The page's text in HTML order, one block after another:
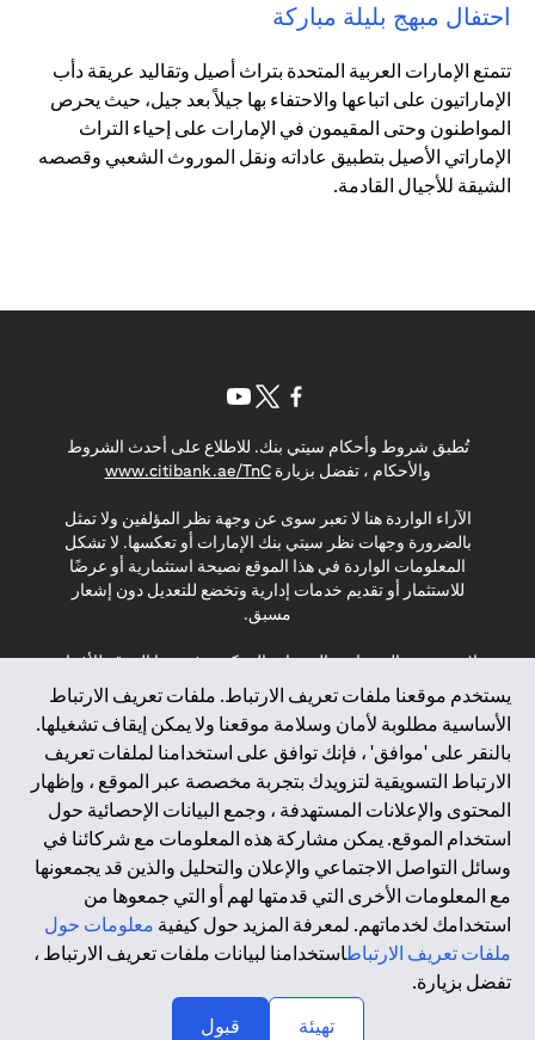
احتفال مبهج بليلة مباركة
تتمتع الإمارات العربية المتحدة بتراث أصيل وتقاليد عريقة دأب
الإماراتيون على اتباعها والاحتفاء بها جيلاً بعد جيل، حيث يحرص
المواطنون وحتى المقيمون في الإمارات على إحياء التراث
الإماراتي الأصيل بتطبيق عاداته ونقل الموروث الشعبي وقصصه
الشيقة للأجيال القادمة.
يستخدم موقعنا ملفات تعريف الارتباط. ملفات تعريف الارتباط
الأساسية مطلوبة لأمان وسلامة موقعنا ولا يمكن إيقاف تشغيلها.
بالنقر على 'موافق' ، فإنك توافق على استخدامنا لملفات تعريف
الارتباط التسويقية لتزويدك بتجربة مخصصة عبر الموقع ، وإظهار
المحتوى والإعلانات المستهدفة ، وجمع البيانات الإحصائية حول
استخدام الموقع. يمكن مشاركة هذه المعلومات مع شركائنا في
وسائل التواصل الاجتماعي والإعلان والتحليل والذين قد يجمعونها
مع المعلومات الأخرى التي قدمتها لهم أو التي جمعوها من
استخدامك لخدماتهم. لمعرفة المزيد حول كيفية معلومات حول
ملفات تعريف الارتباطاستخدامنا لبيانات ملفات تعريف الارتباط ،
تفضل بزيارة.
تهيئة
قبول
تُطبق شروط وأحكام سيتي بنك. للاطلاع على أحدث الشروط
والأحكام ، تفضل بزيارةwww.citibank.ae/TnC
(opens in a new tab)
الآراء الواردة هنا لا تعبر سوى عن وجهة نظر المؤلفين ولا تمثل
بالضرورة وجهات نظر سيتي بنك الإمارات أو تعكسها. لا تشكل
المعلومات الواردة في هذا الموقع نصيحة استثمارية أو عرضًا
للاستثمار أو تقديم خدمات إدارية وتخضع للتعديل دون إشعار
مسبق.
لا يتم تقديم المنتجات والخدمات المذكورة في هذا الموقع للأفراد
المقيمين في الاتحاد الأوروبي أو المنطقة الاقتصادية الأوروبية أو
سويسرا أو غيرنسي أو جيرسي أو موناكو أو سان مارينو أو
الفاتيكان أو جزيرة مان أو المملكة المتحدة أو خصوصية البيانات
(لائحة حماية البيانات العامة \ قانون حماية البيانات الشخصية
العامة \ قانون خصوصية نيوزيلندا). المحتوى الموجود في هذه
الصفحة ليس ولا ينبغي تفسيره على أنه عرض أو دعوة أو دعوة
لشراء أو بيع أي من المنتجات والخدمات المذكورة هنا لمثل هؤلاء
الأفراد.
*GDPR – اللائحة العامة لحماية البيانات؛ * LGPD – Lei Geral de
Proteção de Dados Pessoais ; *NZPA – قانون الخصوصية
النيوزيلندي
2025 citibank.ae